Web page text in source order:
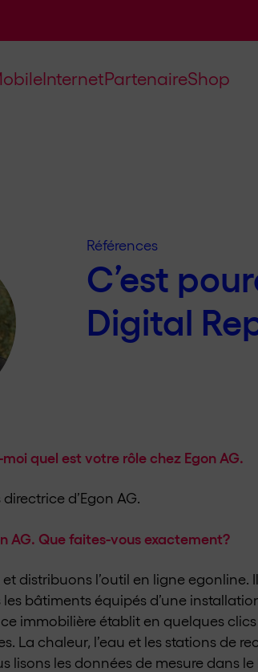
InternetPartenaireShop
Références
C’est
Digital
quel est votre rôle chez Egon AG.
d’Egon AG.
AG. Que faites-vous exactement?
distribuons l’outil en ligne egonline.
bâtiments équipés d’une
immobilière établit en quelques
La chaleur, l’eau et les stations de
lisons les données de mesure dans